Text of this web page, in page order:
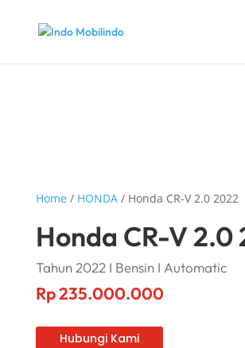
Home/ HONDA/ Honda CR-V 2.0 2022
Honda CR-V 2.0
Tahun 2022 I Bensin I Automatic
Rp235.000.000
Hubungi Kami